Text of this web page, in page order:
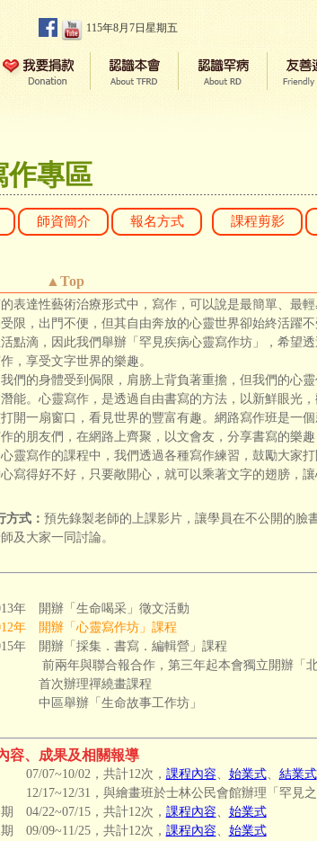
115年8月7日星期五
作專區
師資簡介 報名方式 課程剪影
介 ▲Top
達性藝術治療形式中，寫作，可以說是最簡單、最輕
限，出門不便，但其自由奔放的心靈世界卻始終活躍
點滴，因此我們舉辦「罕見疾病心靈寫作坊」，希望透
，享受文字世界的樂趣。
們的身體受到侷限，肩膀上背負著重擔，但我們的心
能。心靈寫作，是透過自由書寫的方法，以新鮮眼光
開一扇窗口，看見世界的豐富有趣。網路寫作班是一
的朋友們，在網路上齊聚，以文會友，分享書寫的樂趣
靈寫作的課程中，我們透過各種寫作練習，鼓勵大家
寫得好不好，只要敞開心，就可以乘著文字的翅膀，讓
方式： 預先錄製老師的上課影片，讓學員在不公開的臉
及大家一同討論。
年 開辦「生命喝采」徵文活動
年 開辦「心靈寫作坊」課程
年 開辦「採集．書寫．編輯營」課程
兩年與聯合報合作，第三年起本會獨立開辦「北
首次辦理禪繞畫課程
中區舉辦「生命故事工作坊」
容、成果及相關報導
07~10/02，共計12次， 課程內容 始業式、 結業式
17~12/31，與繪畫班於士林公民會館辦理「罕見之
04/22~07/15，共計12次， 課程內容
始業式
09/09~11/25，共計12次， 課程內容
始業式